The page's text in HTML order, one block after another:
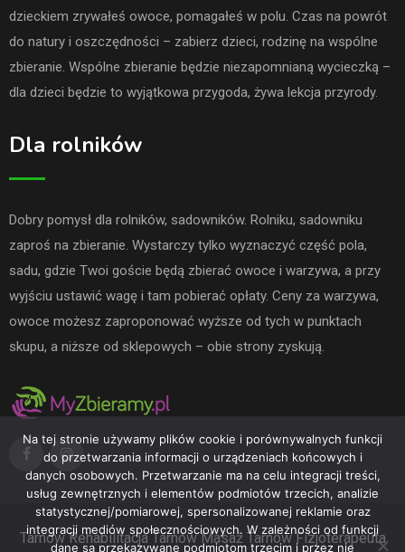
dzieckiem zrywałeś owoce, pomagałeś w polu. Czas na powrót
do natury i oszczędności – zabierz dzieci, rodzinę na wspólne
zbieranie. Wspólne zbieranie będzie niezapomnianą wycieczką –
dla dzieci będzie to wyjątkowa przygoda, żywa lekcja przyrody.
Dla rolników
Dobry pomysł dla rolników, sadowników. Rolniku, sadowniku
zaproś na zbieranie. Wystarczy tylko wyznaczyć część pola,
sadu, gdzie Twoi goście będą zbierać owoce i warzywa, a przy
wyjściu ustawić wagę i tam pobierać opłaty. Ceny za warzywa,
owoce możesz zaproponować wyższe od tych w punktach
skupu, a niższe od sklepowych – obie strony zyskują.
Tarnów Rehabilitacja Tarnów Masaż Tarnów Fizjoterapeuta
Na tej stronie używamy plików cookie i porównywalnych funkcji
do przetwarzania informacji o urządzeniach końcowych i
danych osobowych. Przetwarzanie ma na celu integracji treści,
usług zewnętrznych i elementów podmiotów trzecich, analizie
statystycznej/pomiarowej, spersonalizowanej reklamie oraz
integracji mediów społecznościowych. W zależności od funkcji
dane są przekazywane podmiotom trzecim i przez nie